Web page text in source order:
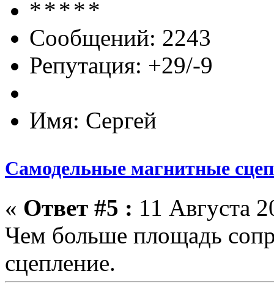
Сообщений: 2243
Репутация: +29/-9
Имя: Сергей
Самодельные магнитные
« Ответ #5 : 11 Августа
Чем больше площадь
сцепление.